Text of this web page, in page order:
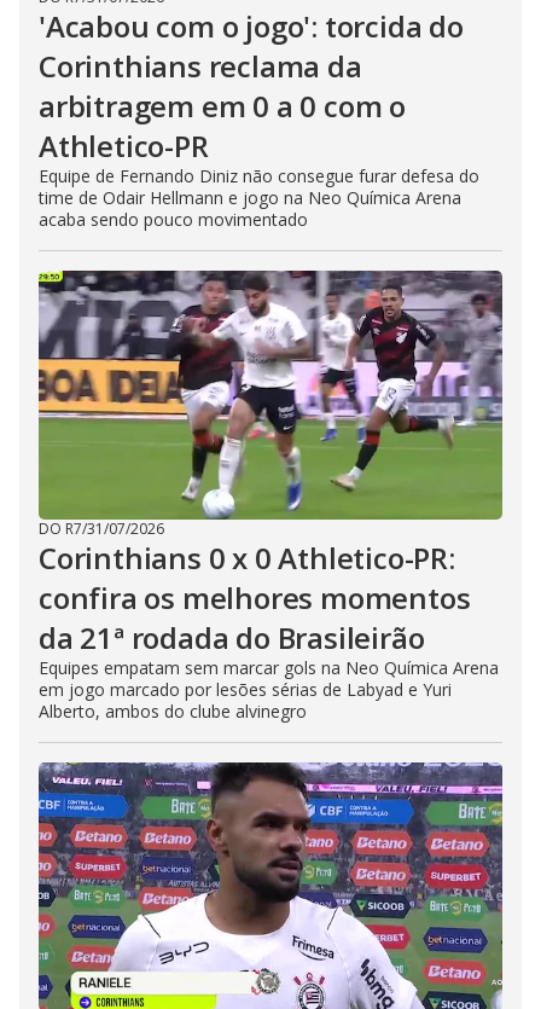
'Acabou com o jogo': torcida do
Corinthians reclama da
arbitragem em 0 a 0 com o
Athletico-PR
Equipe de Fernando Diniz não consegue furar defesa do
time de Odair Hellmann e jogo na Neo Química Arena
acaba sendo pouco movimentado
DO R7/31/07/2026
Corinthians 0 x 0 Athletico-PR:
confira os melhores momentos
da 21ª rodada do Brasileirão
Equipes empatam sem marcar gols na Neo Química Arena
em jogo marcado por lesões sérias de Labyad e Yuri
Alberto, ambos do clube alvinegro